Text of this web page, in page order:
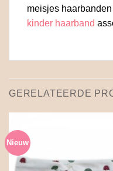
meisjes
kinder haarband
GERELATEERDE
Nieuw